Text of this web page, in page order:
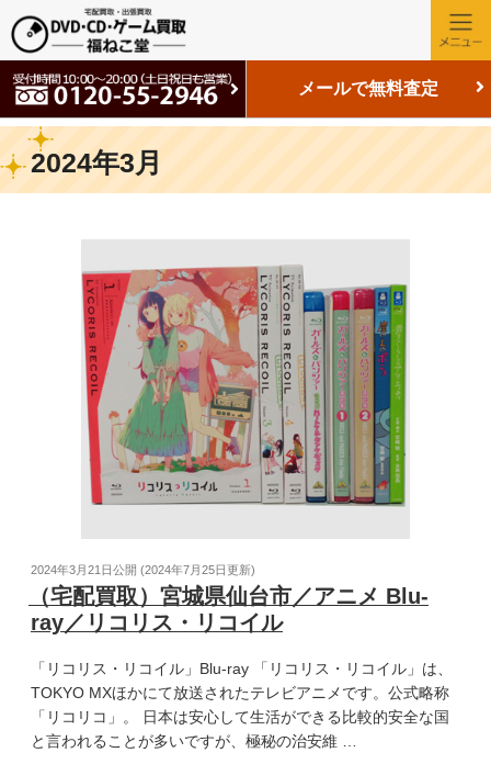
メールで無料査定
2024年3月
2024年3月21日公開 (2024年7月25日 更新)
（宅配買取）宮城県仙台市／アニメ Blu-
ray／リコリス・リコイル
「リコリス・リコイル」Blu-ray 「リコリス・リコイル」は、
TOKYO MXほかにて放送されたテレビアニメです。公式略称
「リコリコ」。 日本は安心して生活ができる比較的安全な国
と言われることが多いですが、極秘の治安維 …